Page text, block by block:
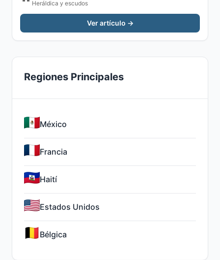
Heráldica y escudos
Ver artículo →
Regiones Principales
México
Francia
Haití
Estados Unidos
Bélgica